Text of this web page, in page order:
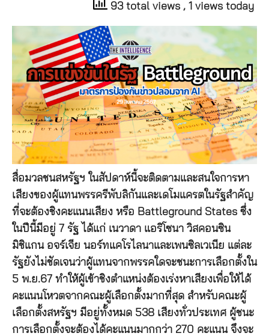
93 total views , 1 views today
สื่อมวลชนสหรัฐฯ ในสัปดาห์นี้จะติดตามและสนใจการหา
เสียงของผู้แทนพรรครีพับลิกันและเดโมแครตในรัฐสำคัญ
ที่จะต้องชิงคะแนนเสียง หรือ Battleground States ซึ่ง
ในปีนี้มีอยู่ 7 รัฐ ได้แก่ เนวาดา แอริโซนา วิสคอนซิน
มิชิแกน อจร์เจีย นอร์ทแคโรไลนาและเพนซิลเวเนีย แต่ละ
รัฐยังไม่ชัดเจนว่าผู้แทนจากพรรคใดจะชนะการเลือกตั้งใน
5 พ.ย.67 ทำให้ผู้เข้าชิงตำแหน่งต้องเร่งหาเสียงเพื่อให้ได้
คะแนนโหวตจากคณะผู้เลือกตั้งมากที่สุด สำหรับคณะผู้
เลือกตั้งสหรัฐฯ มีอยู่ทั้งหมด 538 เสียงทั่วประเทศ ผู้ชนะ
การเลือกตั้งจะต้องได้คะแนนมากกว่า 270 คะแนน จึงจะ